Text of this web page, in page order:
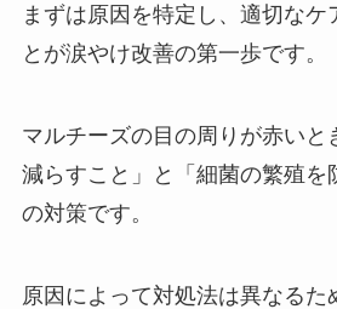
まずは原因を特定し、適切なケ
とが涙やけ改善の第一歩です。
マルチーズの目の周りが赤いと
減らすこと」と「細菌の繁殖を
の対策です。
原因によって対処法は異なるた